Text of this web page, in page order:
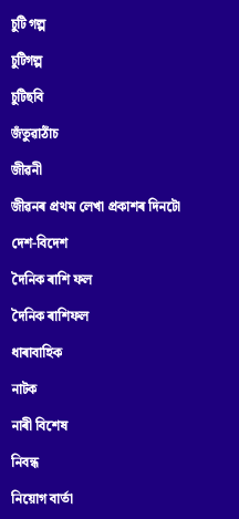
চুটি গল্প
চুটিগল্প
চুটিছবি
জঁতুৱাঠাঁচ
জীৱনী
জীৱনৰ প্ৰথম লেখা প্ৰকাশৰ দিনটো
দেশ-বিদেশ
দৈনিক ৰাশি ফল
দৈনিক ৰাশিফল
ধাৰাবাহিক
নাটক
নাৰী বিশেষ
নিবন্ধ
নিয়োগ বাৰ্তা